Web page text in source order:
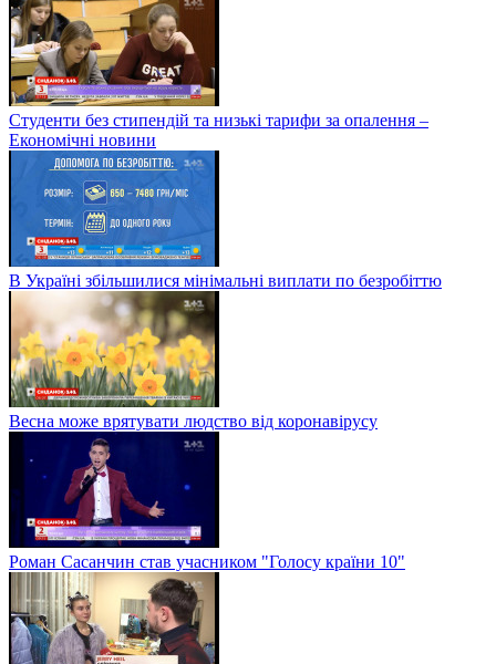
Студенти без стипендій та низькі тарифи за опалення –
Економічні новини
В Україні збільшилися мінімальні виплати по безробіттю
Весна може врятувати людство від коронавірусу
Роман Сасанчин став учасником "Голосу країни 10"